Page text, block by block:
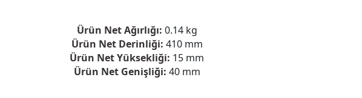
Ürün Net Ağırlığı: 0.14 kg
Ürün Net Derinliği: 410 mm
Ürün Net Yüksekliği: 15 mm
Ürün Net Genişliği: 40 mm